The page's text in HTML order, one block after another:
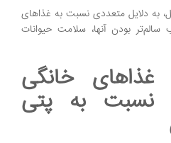
به دلایل متعددی نسبت به غذاهای
بودن آنها، سلامت حیوانات
غذاهای خانگی
به پتی